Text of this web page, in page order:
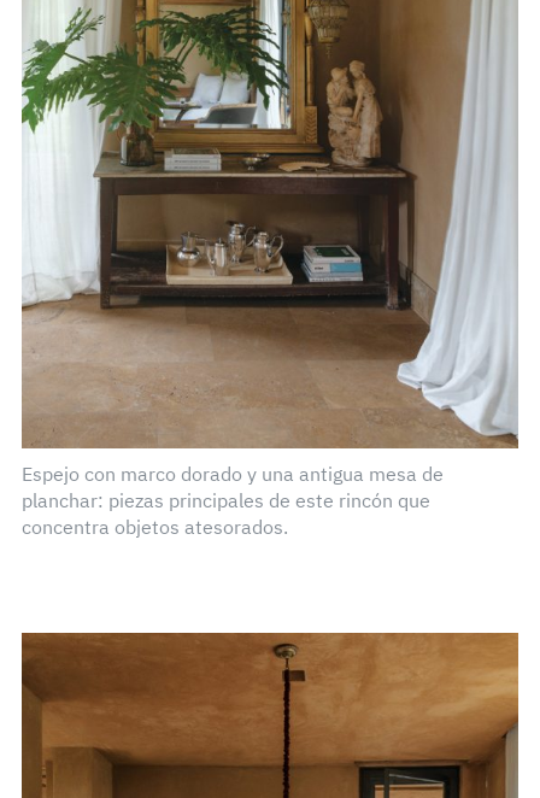
Espejo con marco dorado y una antigua mesa de
planchar: piezas principales de este rincón que
concentra objetos atesorados.